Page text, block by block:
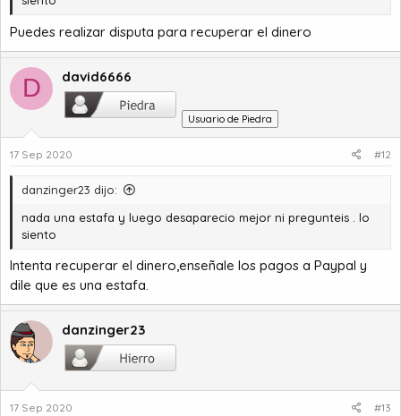
Puedes realizar disputa para recuperar el dinero
D david6666
Usuario de Piedra
17 Sep 2020 #12
danzinger23 dijo:
nada una estafa y luego desaparecio mejor ni pregunteis . lo
siento
Intenta recuperar el dinero,enseñale los pagos a Paypal y
dile que es una estafa.
danzinger23
17 Sep 2020 #13